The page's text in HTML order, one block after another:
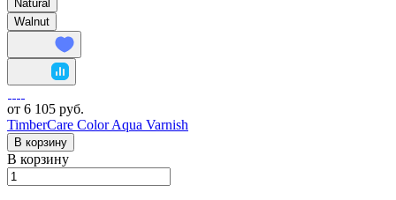
Natural
Walnut
от 6 105 руб.
TimberCare Color Aqua Varnish
В корзину
В корзину